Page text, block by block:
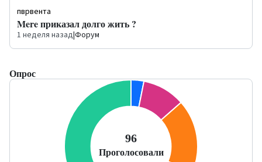
пврвента
Mere приказал долго жить ?
1 неделя назад|Форум
Опрос